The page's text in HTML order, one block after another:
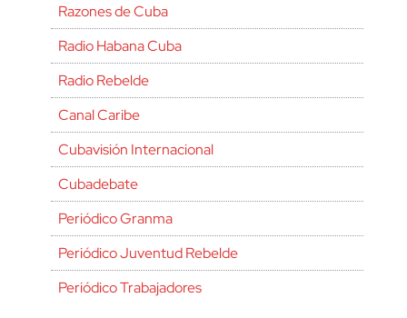
Razones de Cuba
Radio Habana Cuba
Radio Rebelde
Canal Caribe
Cubavisión Internacional
Cubadebate
Periódico Granma
Periódico Juventud Rebelde
Periódico Trabajadores